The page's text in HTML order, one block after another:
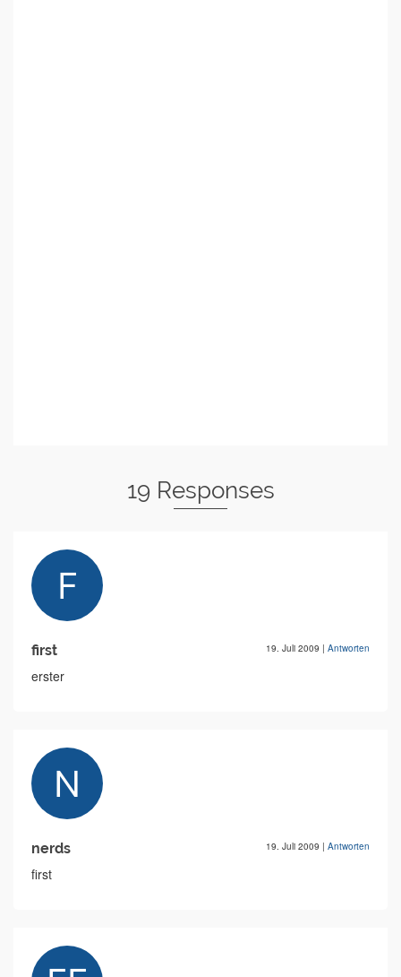
19 Responses
first 19. Juli 2009 | Antworten
erster
nerds 19. Juli 2009 | Antworten
first